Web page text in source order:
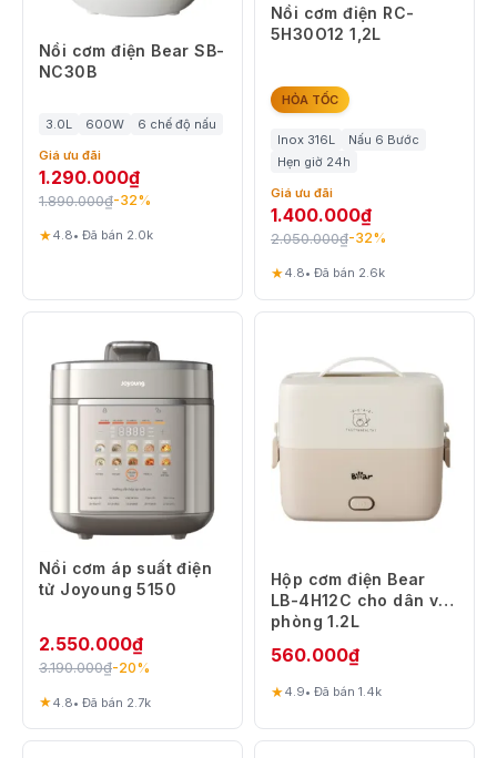
Nồi cơm điện Bear SB-
NC30B
3.0L 600W
6 chế độ nấu
Giá ưu đãi
1.290.000₫
1.890.000₫-32%
★4.8• Đã bán 2.0k
Nồi cơm điện RC-
5H30O12 1,2L
HỎA TỐC
Inox 316L
Nấu 6 Bước
Hẹn giờ 24h
Giá ưu đãi
1.400.000₫
2.050.000₫-32%
★4.8• Đã bán 2.6k
Nồi cơm áp suất điện
tử Joyoung 5150
2.550.000₫
3.190.000₫-20%
★4.8• Đã bán 2.7k
Hộp cơm điện Bear
LB-4H12C cho dân văn
phòng 1.2L
560.000₫
★4.9• Đã bán 1.4k